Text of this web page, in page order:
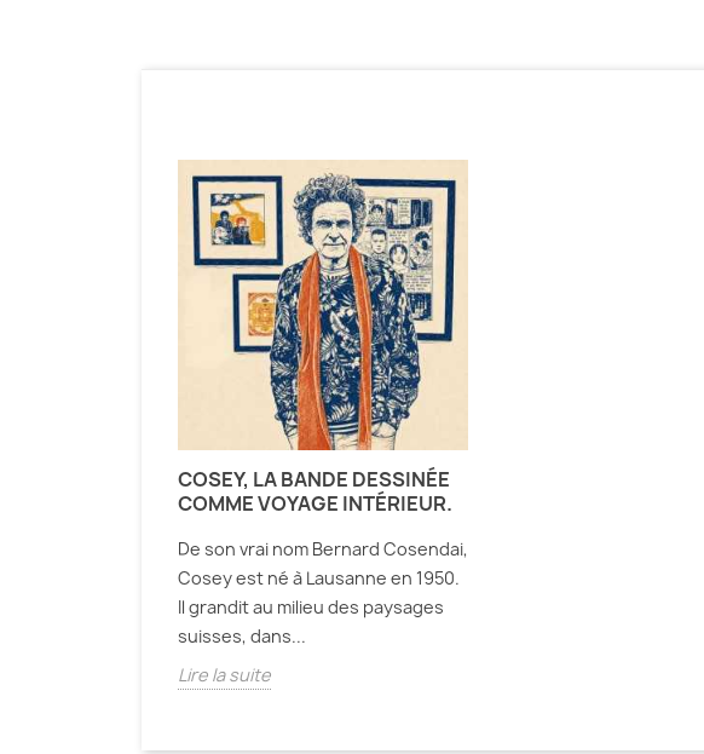
COSEY, LA BANDE DESSINÉE
COMME VOYAGE INTÉRIEUR.
De son vrai nom Bernard Cosendai,
Cosey est né à Lausanne en 1950.
Il grandit au milieu des paysages
suisses, dans...
Lire la suite